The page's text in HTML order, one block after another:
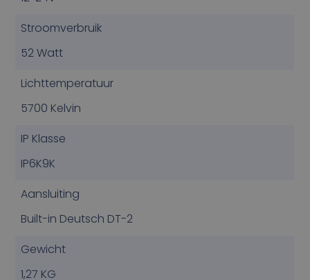
Stroomverbruik
52 Watt
Lichttemperatuur
5700 Kelvin
IP Klasse
IP6K9K
Aansluiting
Built-in Deutsch DT-2
Gewicht
1,27 KG